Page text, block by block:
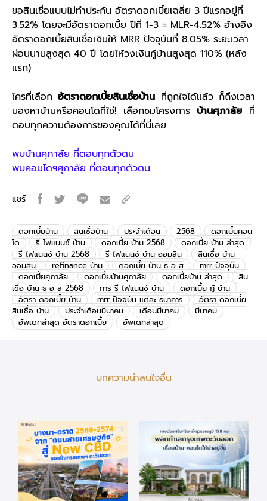
ขอสินเชื่อแบบไม่ทำประกัน อัตราดอกเบี้ยเฉลี่ย 3 ปีแรกอยู่ที่
3.52% โดยจะมีอัตราดอกเบี้ย ปีที่ 1-3 = MLR-4.52% อ้างอิง
อัตราดอกเบี้ยสินเชื่อเงินให้ MRR ปัจจุบันที่ 8.05% ระยะเวลา
ผ่อนนานสูงสุด 40 ปี โดยให้วงเงินกู้บ้านสูงสุด 110% (หลัง
แรก)
ใครที่เลือกอัตราดอกเบี้ยสินเชื่อบ้าน ที่ถูกใจได้แล้ว ก็ถึงเวลา
มองหาบ้านหรือคอนโดที่ใช่! เลือกชมโครงการ บ้านศุภาลัย ที่
ตอบทุกความต้องการของคุณได้ที่นี่เลย
พบบ้านศุภาลัย ที่ตอบทุกตัวตน
พบคอนโดฯศุภาลัย ที่ตอบทุกตัวตน
แชร์
ดอกเบี้ยบ้าน สินเชื่อบ้าน ประจำเดือน 2568
ดอกเบี้ยคอน
โด
รี ไฟแนนซ์ บ้าน ดอกเบี้ย บ้าน 2568
ดอกเบี้ย บ้าน ล่าสุด
รี ไฟแนนซ์ บ้าน 2568
รี ไฟแนนซ์ บ้าน ออมสิน
สินเชื่อ บ้าน
ออมสิน
refinance บ้าน ดอกเบี้ย บ้าน ธ อ ส
mrr ปัจจุบัน
ดอกเบี้ยศุภาลัย
ดอกเบี้ยบ้านศุภาลัย ดอกเบี้ยบ้าน ล่าสุด
สิน
เชื่อ บ้าน ธ อ ส 2568
การ รี ไฟแนนซ์ บ้าน
ดอกเบี้ย กู้ บ้าน
อัตรา ดอกเบี้ย บ้าน
mrr ปัจจุบัน แต่ละ ธนาคาร
อัตรา ดอกเบี้ย
สินเชื่อ บ้าน
ประจำเดือนมีนาคม เดือนมีนาคม
มีนาคม
อัพเดทล่าสุด อัตราดอกเบี้ย
อัพเดทล่าสุด
บทความน่าสนใจอื่น